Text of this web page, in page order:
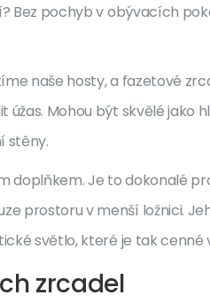
Bez pochyb v obývacích
naše hosty, a fazetové
úžas. Mohou být skvělé jako
stěny.
doplňkem. Je to dokonalé
prostoru v menší ložnici.
světlo, které je tak cenné
zrcadel